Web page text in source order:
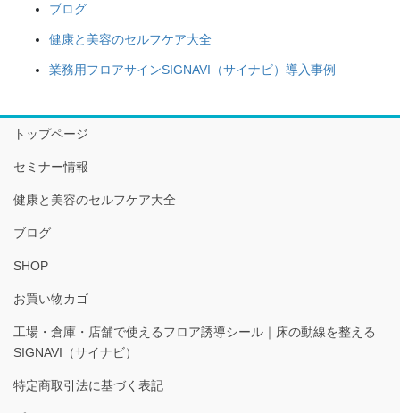
ブログ
健康と美容のセルフケア大全
業務用フロアサインSIGNAVI（サイナビ）導入事例
トップページ
セミナー情報
健康と美容のセルフケア大全
ブログ
SHOP
お買い物カゴ
工場・倉庫・店舗で使えるフロア誘導シール｜床の動線を整える
SIGNAVI（サイナビ）
特定商取引法に基づく表記